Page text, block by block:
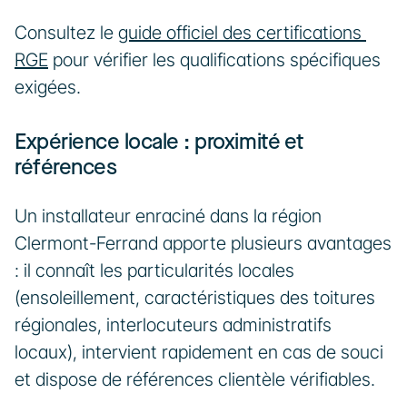
Consultez le guide officiel des certifications
RGE pour vérifier les qualifications spécifiques
exigées.
Expérience locale : proximité et
références
Un installateur enraciné dans la région
Clermont-Ferrand apporte plusieurs avantages
: il connaît les particularités locales
(ensoleillement, caractéristiques des toitures
régionales, interlocuteurs administratifs
locaux), intervient rapidement en cas de souci
et dispose de références clientèle vérifiables.